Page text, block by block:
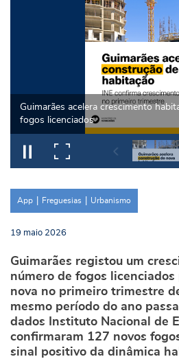
Guimarães acelera crescimento
fogos licenciados
App Freguesias Urbanismo
19 maio 2026
Guimarães registou um
número de fogos
nova no primeiro trimestre
mesmo período do ano
dados Instituto Nacional de
confirmaram 127 novos
sinal positivo da dinâmica